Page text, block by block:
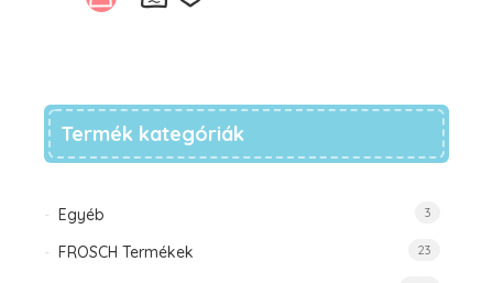
Termék kategóriák
Egyéb 3
FROSCH Termékek 23